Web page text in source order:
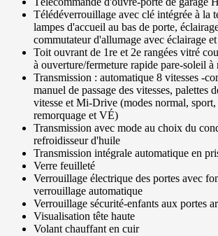
Télédéverrouillage avec clé intégrée à la
lampes d'accueil au bas de porte,
commutateur d'allumage avec éclairage
Toit ouvrant de 1re et 2e rangées vitré
à ouverture/fermeture rapide pare-soleil à
Transmission : automatique 8 vitesses -
manuel de passage des vitesses, palettes
vitesse et Mi-Drive (modes normal, sport,
remorquage et VÉ)
Transmission avec mode au choix du
refroidisseur d'huile
Transmission intégrale automatique en
Verre feuilleté
Verrouillage électrique des portes avec
verrouillage automatique
Verrouillage sécurité-enfants aux portes
Visualisation tête haute
Volant chauffant en cuir